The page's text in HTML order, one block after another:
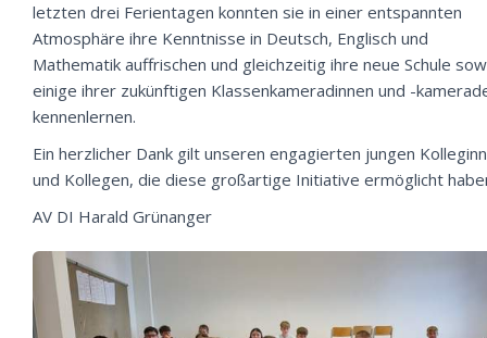
letzten drei Ferientagen konnten sie in einer entspannten
Atmosphäre ihre Kenntnisse in Deutsch, Englisch und
Mathematik auffrischen und gleichzeitig ihre neue Schule
einige ihrer zukünftigen Klassenkameradinnen und -
kennenlernen.
Ein herzlicher Dank gilt unseren engagierten jungen
und Kollegen, die diese großartige Initiative ermöglicht
AV DI Harald Grünanger